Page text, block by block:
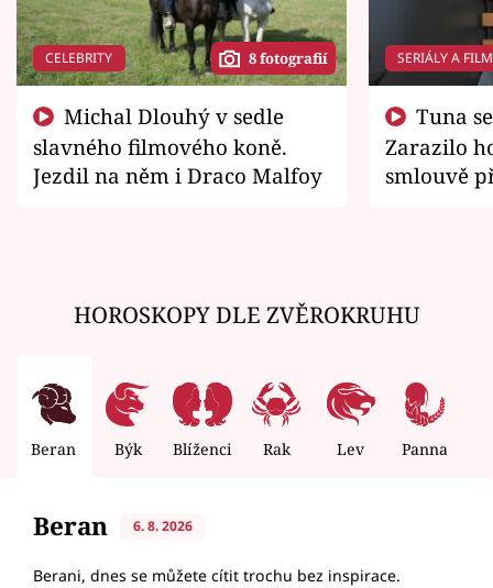
CELEBRITY 8 fotografií
slavného filmového koně.
Jezdil na něm i Draco Malfoy
SERIÁLY A
Zarazilo
smlouvě
HOROSKOPY DLE ZVĚROKRUHU
Beran Býk Blíženci Rak Lev Panna
Beran 6. 8. 2026
Berani, dnes se můžete cítit trochu bez inspirace.